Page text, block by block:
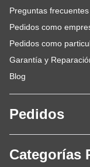
Preguntas frecuentes
Pedidos como
Pedidos como
Garantía y
Blog
Pedidos
Categorías